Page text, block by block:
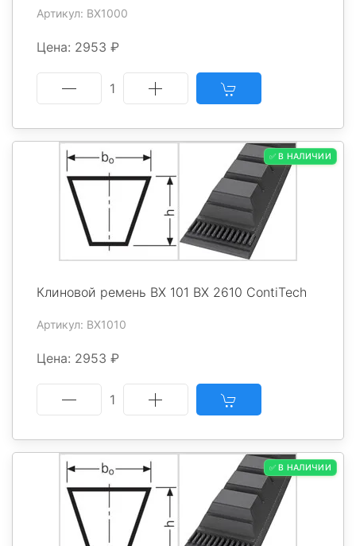
Артикул: BX1000
Цена: 2953 ₽
1
✅ В НАЛИЧИИ
Клиновой ремень BX 101 BX 2610 ContiTech
Артикул: BX1010
Цена: 2953 ₽
1
✅ В НАЛИЧИИ